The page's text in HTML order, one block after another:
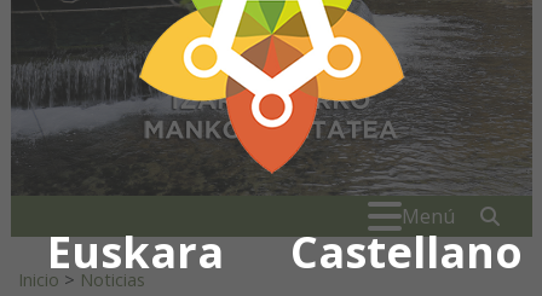
Euskara Castellano
Menú
Inicio > Noticias